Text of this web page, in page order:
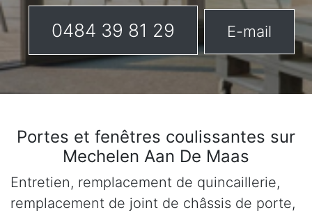
0484 39 81 29 E-mail
Portes et fenêtres coulissantes sur
Mechelen Aan De Maas
Entretien, remplacement de quincaillerie,
remplacement de joint de châssis de porte,